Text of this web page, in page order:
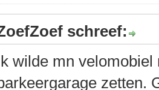
schreef:
wilde mn
zetten.